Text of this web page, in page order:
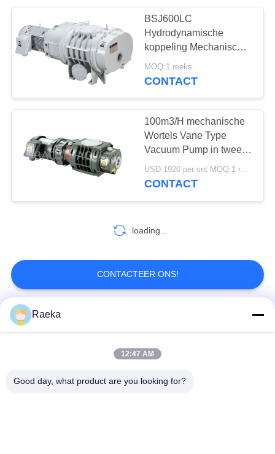
Hoge Vacuümklep
Vacuümpompolie
2
Moleculaire
Vacuümpomp
7
BSJ600LC
Hydrodynamische
koppeling Mechanische
booster wortels
vacuümpomp
MOQ:1 reeks
CONTACT
100m3/H mechanische
Wortels Vane Type
Vacuum Pump in twee
stadia
USD 1920 per set MOQ:1 reeks
CONTACT
loading...
CONTACTEER ONS!
populaire categorieën
vinvacuümpomp
Raeka
12:47 AM
Good day, what product are you looking for?